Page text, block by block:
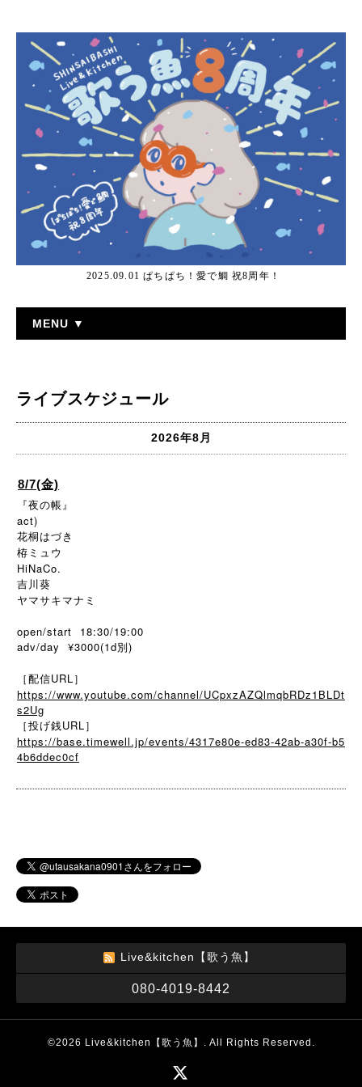
2025.09.01 ぱちぱち！愛で鯛 祝8周年！
MENU ▼
ライブスケジュール
2026年8月
8/7(金)
『夜の帳』
act)
花桐はづき
栫ミュウ
HiNaCo.
吉川葵
ヤマサキマナミ
open/start 18:30/19:00
adv/day ¥3000(1d別)
［配信URL］
https://www.youtube.com/channel/UCpxzAZQlmqbRDz1BLDt
s2Ug
［投げ銭URL］
https://base.timewell.jp/events/4317e80e-ed83-42ab-a30f-b5
4b6ddec0cf
Live&kitchen【歌う魚】
080-4019-8442
©2026 Live&kitchen【歌う魚】 . All Rights Reserved.